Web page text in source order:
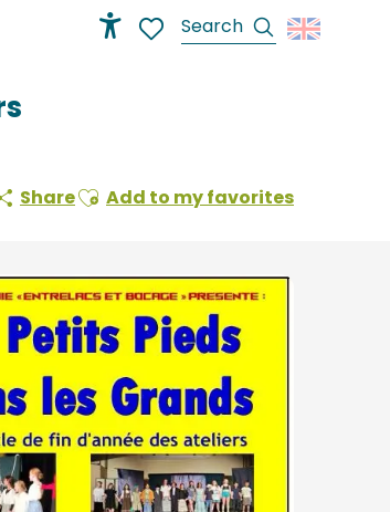
Search
ShareAjouter aux favoris
Add to my favorites